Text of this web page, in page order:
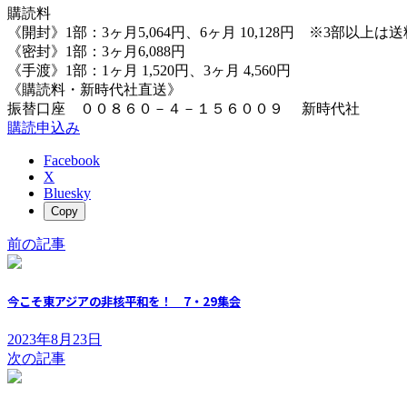
購読料
《開封》1部：3ヶ月5,064円、6ヶ月 10,128円 ※3部以上は送
《密封》1部：3ヶ月6,088円
《手渡》1部：1ヶ月 1,520円、3ヶ月 4,560円
《購読料・新時代社直送》
振替口座 ００８６０－４－１５６００９ 新時代社
購読申込み
Facebook
X
Bluesky
Copy
前の記事
今こそ東アジアの非核平和を！ 7・29集会
2023年8月23日
次の記事